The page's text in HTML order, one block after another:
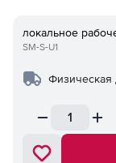
локальное
SM-S-U1
Физическая